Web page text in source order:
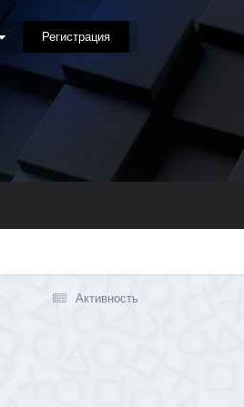
Регистрация
Активность